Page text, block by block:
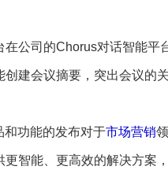
在公司的Chorus对话智能平
创建会议摘要，突出会议的
和功能的发布对于市场营销
智能、更高效的解决方案